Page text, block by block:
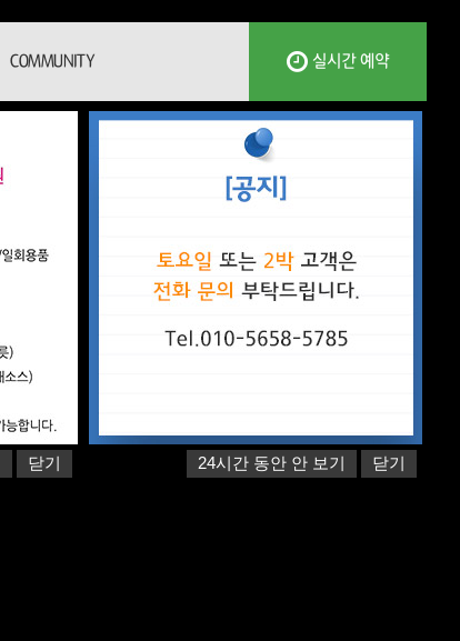
실시간 예약
COMMUNITY
닫기 24시간 동안 안 보기 닫기